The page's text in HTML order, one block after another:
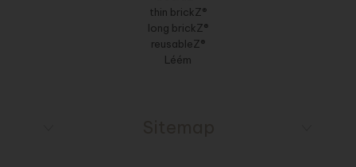
thin brickZ®
long brickZ®
reusableZ®
Léém